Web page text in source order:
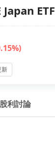
ETF
新
股利討論